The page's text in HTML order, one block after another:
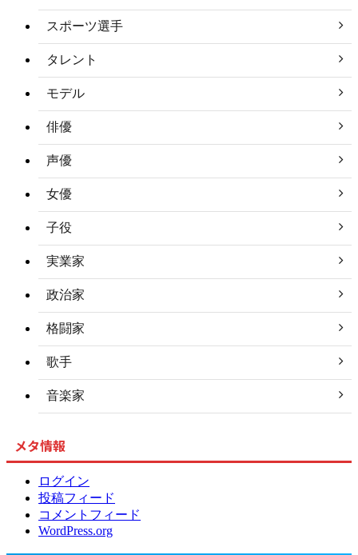
スポーツ選手
タレント
モデル
俳優
声優
女優
子役
実業家
政治家
格闘家
歌手
音楽家
メタ情報
ログイン
投稿フィード
コメントフィード
WordPress.org